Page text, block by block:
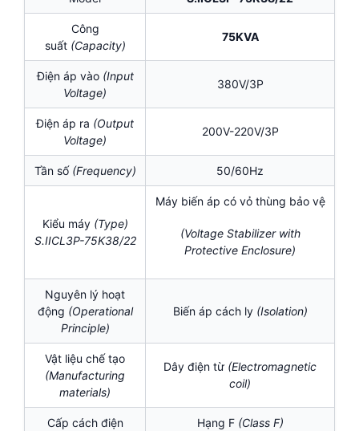
Công
suất (Capacity)
75KVA
Điện áp vào (Input
Voltage)
380V/3P
Điện áp ra (Output
Voltage)
200V-220V/3P
Tần số (Frequency) 50/60Hz
Kiểu máy (Type)
S.IICL3P-75K38/22
Máy biến áp có vỏ thùng bảo vệ
(Voltage Stabilizer with
Protective Enclosure)
Nguyên lý hoạt
động (Operational
Principle)
Biến áp cách ly (Isolation)
Vật liệu chế tạo
(Manufacturing
materials)
Dây điện từ (Electromagnetic
coil)
Cấp cách điện Hạng F (Class F)